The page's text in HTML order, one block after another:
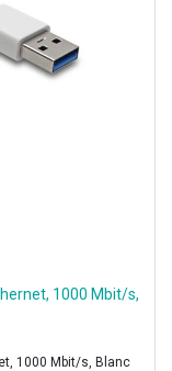
1000 Mbit/s,
1000 Mbit/s, Blanc